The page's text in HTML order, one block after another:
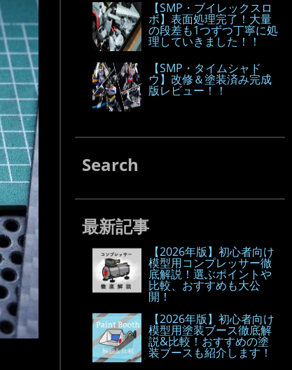
【SMP・ブイレックスロ
ボ】表面処理完了！大量
の段差も1つずつ丁寧に処
理していきました！！
【SMP・タイムシャド
ウ】改修＆塗装済み完成
版レビュー！！
Search
最新記事
【2026年版】初心者向け
模型用コンプレッサー徹
底解説！選ぶポイントや
比較、おすすめも大公
開！
【2026年版】初心者向け
模型用塗装ブース徹底解
説&比較！おすすめの塗
装ブースも紹介します！